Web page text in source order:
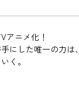
アニメ化！
した唯一の力は
く。